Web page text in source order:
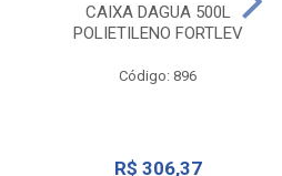
CAIXA DAGUA 500L
POLIETILENO FORTLEV
Código: 896
R$ 306,37